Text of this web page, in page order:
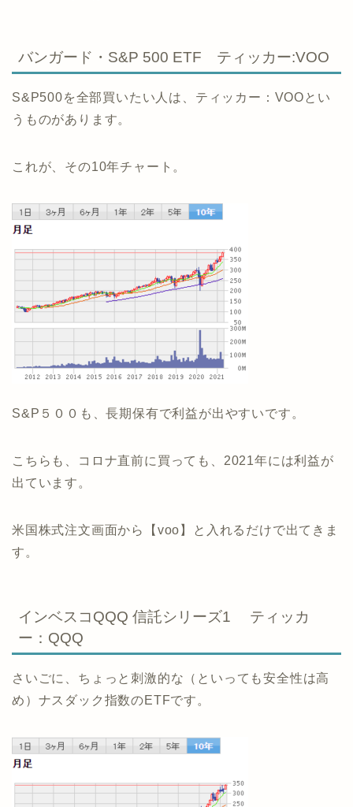
バンガード・S&P 500 ETF ティッカー:VOO
S&P500を全部買いたい人は、ティッカー：VOOとい
うものがあります。
これが、その10年チャート。
S&P５００も、長期保有で利益が出やすいです。
こちらも、コロナ直前に買っても、2021年には利益が
出ています。
米国株式注文画面から【voo】と入れるだけで出てきま
す。
インベスコQQQ 信託シリーズ1 ティッカ
ー：QQQ
さいごに、ちょっと刺激的な（といっても安全性は高
め）ナスダック指数のETFです。